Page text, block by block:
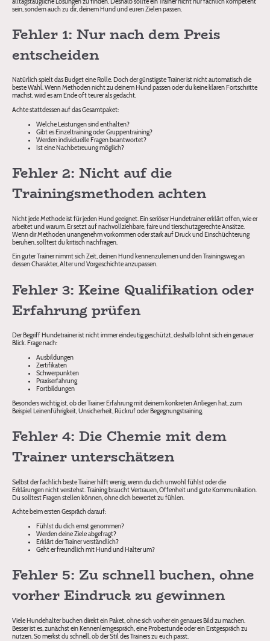
sein, sondern auch zu dir, deinem Hund und euren Zielen passen.
Fehler 1: Nur nach dem Preis
entscheiden
Natürlich spielt das Budget eine Rolle. Doch der günstigste Trainer ist nicht automatisch die
beste Wahl. Wenn Methoden nicht zu deinem Hund passen oder du keine klaren Fortschritte
machst, wird es am Ende oft teurer als gedacht.
Achte stattdessen auf das Gesamtpaket:
Welche Leistungen sind enthalten?
Gibt es Einzeltraining oder Gruppentraining?
Werden individuelle Fragen beantwortet?
Ist eine Nachbetreuung möglich?
Fehler 2: Nicht auf die
Trainingsmethoden achten
Nicht jede Methode ist für jeden Hund geeignet. Ein seriöser Hundetrainer erklärt offen, wie er
arbeitet und warum. Er setzt auf nachvollziehbare, faire und tierschutzgerechte Ansätze.
Wenn dir Methoden unangenehm vorkommen oder stark auf Druck und Einschüchterung
beruhen, solltest du kritisch nachfragen.
Ein guter Trainer nimmt sich Zeit, deinen Hund kennenzulernen und den Trainingsweg an
dessen Charakter, Alter und Vorgeschichte anzupassen.
Fehler 3: Keine Qualifikation oder
Erfahrung prüfen
Der Begriff Hundetrainer ist nicht immer eindeutig geschützt, deshalb lohnt sich ein genauer
Blick. Frage nach:
Ausbildungen
Zertifikaten
Schwerpunkten
Praxiserfahrung
Fortbildungen
Besonders wichtig ist, ob der Trainer Erfahrung mit deinem konkreten Anliegen hat, zum
Beispiel Leinenführigkeit, Unsicherheit, Rückruf oder Begegnungstraining.
Fehler 4: Die Chemie mit dem
Trainer unterschätzen
Selbst der fachlich beste Trainer hilft wenig, wenn du dich unwohl fühlst oder die
Erklärungen nicht verstehst. Training braucht Vertrauen, Offenheit und gute Kommunikation.
Du solltest Fragen stellen können, ohne dich bewertet zu fühlen.
Achte beim ersten Gespräch darauf:
Fühlst du dich ernst genommen?
Werden deine Ziele abgefragt?
Erklärt der Trainer verständlich?
Geht er freundlich mit Hund und Halter um?
Fehler 5: Zu schnell buchen, ohne
vorher Eindruck zu gewinnen
Viele Hundehalter buchen direkt ein Paket, ohne sich vorher ein genaues Bild zu machen.
Besser ist es, zunächst ein Kennenlerngespräch, eine Probestunde oder ein Erstgespräch zu
nutzen. So merkst du schnell, ob der Stil des Trainers zu euch passt.